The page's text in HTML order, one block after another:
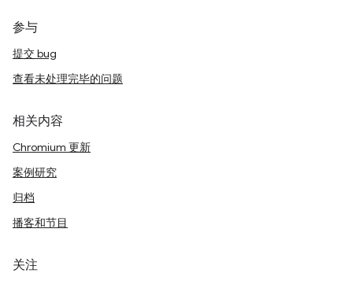
参与
提交 bug
查看未处理完毕的问题
相关内容
Chromium 更新
案例研究
归档
播客和节目
关注